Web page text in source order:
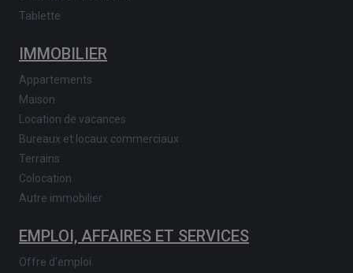
Tablette
IMMOBILIER
Appartements
Maison
Location de vacances
Bureaux et locaux commerciaux
Terrains
Colocation
Autre immobilier
EMPLOI, AFFAIRES ET SERVICES
Offre d'emploi